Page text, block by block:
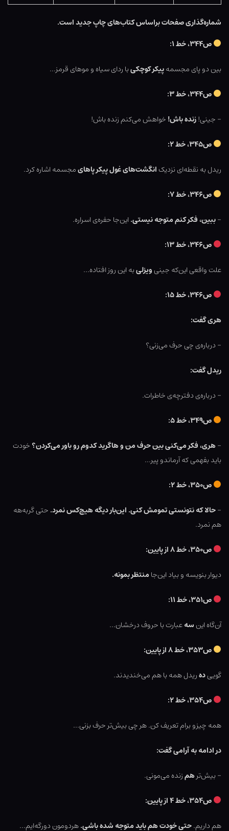
شماره‌گذاری صفحات براساس کتاب‌های چاپ جدید است.
ص۳۴۴، خط ۱:
بین دو پای مجسمهپیکر کوچکیبا ردای سیاه و موهای قرمز…
ص۳۴۴، خط ۳:
– جینی!زنده باش! خواهش می‌کنم زنده باش!
ص۳۴۵، خط ۲:
ریدل به نقطه‌ای نزدیکانگشت‌های غول پیکر پاهایمجسمه اشاره کرد.
ص۳۴۶، خط ۷:
–ببین، فکر کنم متوجه نیستی.این‌جا حفره‌ی اسراره.
ص۳۴۶، خط ۱۳:
علت واقعی این‌که جینیویزلیبه این روز افتاده…
ص۳۴۶، خط ۱۵:
هری گفت:
– درباره‌ی چی حرف می‌زنی؟
ریدل گفت:
– درباره‌ی دفترچه‌ی خاطرات.
ص۳۴۹، خط ۵:
–هری، فکر می‌کنی بین حرف من و هاگرید کدوم رو باور می‌کردن؟ خودت
باید بفهمی که آرماندو پیر…
ص۳۵۰، خط ۲:
–حالا که نتونستی تمومش کنی. این‌بار دیگه هیچ‌کس نمرد. حتی گربه‌هه
هم نمرد.
ص۳۵۰، خط ۸ از پایین:
دیوار بنویسه و بیاد این‌جا منتظر بمونه.
ص۳۵۱، خط ۱۱:
آن‌گاه اینسهعبارت با حروف درخشان…
ص۳۵۳، خط ۸ از پایین:
گوییدهریدل همه با هم می‌خندیدند.
ص۳۵۴، خط ۲:
همه چیزو برام تعریف کن. هر چی بیش‌تر حرف بزنی…
در ادامه به آرامی گفت:
– بیش‌ترهمزنده می‌مونی.
ص۳۵۴، خط ۴ از پایین:
هم داریم.حتی خودت هم باید متوجه شده باشی.هردومون دورگه‌ایم…